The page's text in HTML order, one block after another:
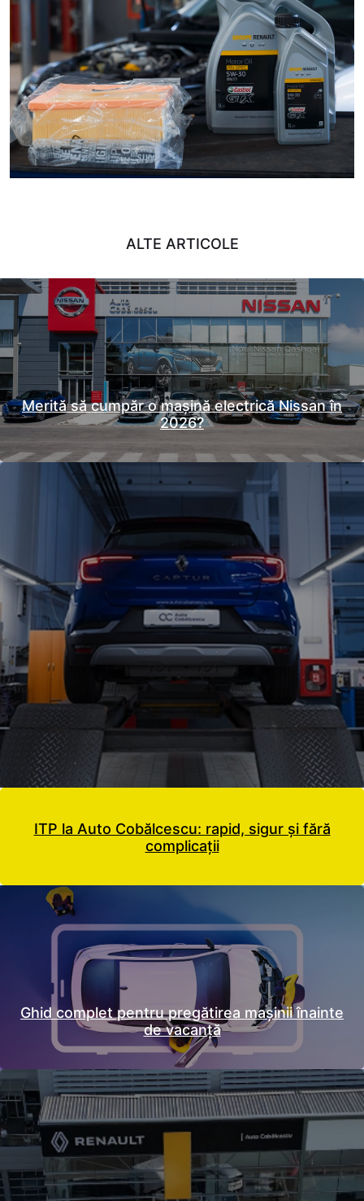
ALTE ARTICOLE
Merită să cumpăr o mașină electrică Nissan în
2026?
ITP la Auto Cobălcescu: rapid, sigur și fără
complicații
Ghid complet pentru pregătirea mașinii înainte
de vacanță